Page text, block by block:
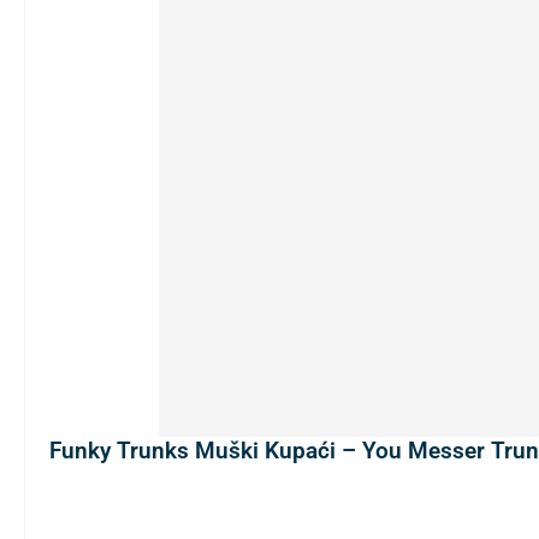
Funky Trunks Muški Kupaći – You Messer